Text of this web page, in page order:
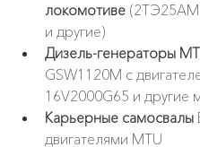
локомотиве (2ТЭ25АМ
и другие)
Дизель-генераторы
GSW1120M с
16V2000G65 и другие
Карьерные самосвалы
двигателями MTU